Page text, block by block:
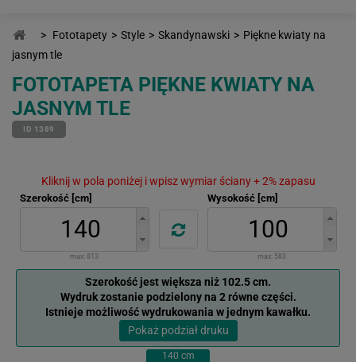
> Fototapety > Style > Skandynawski > Piękne kwiaty na
jasnym tle
FOTOTAPETA PIĘKNE KWIATY NA
JASNYM TLE
ID 1389
Kliknij w pola poniżej i wpisz wymiar ściany + 2% zapasu
Szerokość [cm]
max: 813
Wysokość [cm]
max: 583
Szerokość jest większa niż 102.5 cm.
Wydruk zostanie podzielony na 2 równe części.
Istnieje możliwość wydrukowania w jednym kawałku.
Pokaż podział druku
140 cm